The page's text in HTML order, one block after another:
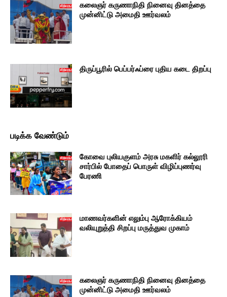
கலைஞர் கருணாநிதி நினைவு தினத்தை
முன்னிட்டு அமைதி ஊர்வலம்
திருப்பூரில் பெப்பர்ஃப்ரை புதிய கடை திறப்பு
படிக்க வேண்டும்
கோவை புலியகுளம் அரசு மகளிர் கல்லூரி
சார்பில் போதைப் பொருள் விழிப்புணர்வு
பேரணி
மாணவர்களின் எலும்பு ஆரோக்கியம்
வலியுறுத்தி சிறப்பு மருத்துவ முகாம்
கலைஞர் கருணாநிதி நினைவு தினத்தை
முன்னிட்டு அமைதி ஊர்வலம்